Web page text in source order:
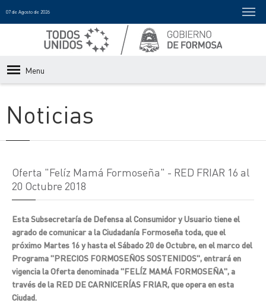
07 de Agosto de 2026
Menu
Noticias
Oferta "Felíz Mamá Formoseña" - RED FRIAR 16 al
20 Octubre 2018
Esta Subsecretaría de Defensa al Consumidor y Usuario tiene el
agrado de comunicar a la Ciudadanía Formoseña toda, que el
próximo Martes 16 y hasta el Sábado 20 de Octubre, en el marco del
Programa "PRECIOS FORMOSEÑOS SOSTENIDOS", entrará en
vigencia la Oferta denominada "FELÍZ MAMÁ FORMOSEÑA", a
través de la RED DE CARNICERÍAS FRIAR, que opera en esta
Ciudad.